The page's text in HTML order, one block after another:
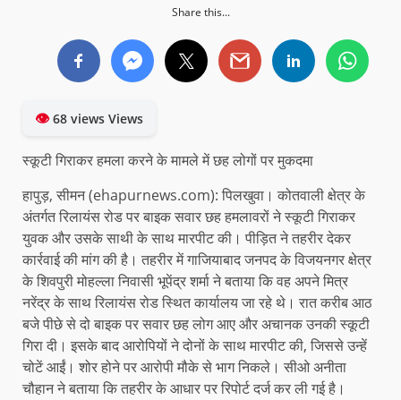
Share this...
👁68 views Views
स्कूटी गिराकर हमला करने के मामले में छह लोगों पर मुकदमा
हापुड़, सीमन (ehapurnews.com): पिलखुवा। कोतवाली क्षेत्र के
अंतर्गत रिलायंस रोड पर बाइक सवार छह हमलावरों ने स्कूटी गिराकर
युवक और उसके साथी के साथ मारपीट की। पीड़ित ने तहरीर देकर
कार्रवाई की मांग की है। तहरीर में गाजियाबाद जनपद के विजयनगर क्षेत्र
के शिवपुरी मोहल्ला निवासी भूपेंद्र शर्मा ने बताया कि वह अपने मित्र
नरेंद्र के साथ रिलायंस रोड स्थित कार्यालय जा रहे थे। रात करीब आठ
बजे पीछे से दो बाइक पर सवार छह लोग आए और अचानक उनकी स्कूटी
गिरा दी। इसके बाद आरोपियों ने दोनों के साथ मारपीट की, जिससे उन्हें
चोटें आईं। शोर होने पर आरोपी मौके से भाग निकले। सीओ अनीता
चौहान ने बताया कि तहरीर के आधार पर रिपोर्ट दर्ज कर ली गई है।